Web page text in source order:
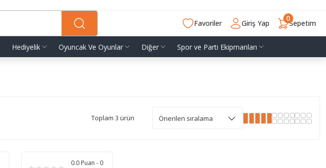
Favoriler Giriş Yap Sepetim
0
Hediyelik Oyuncak Ve Oyunlar Diğer Spor ve Parti Ekipmanları
Toplam 3 ürün
0.0 Puan - 0